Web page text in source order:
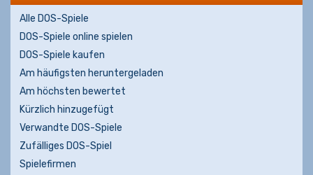
Alle DOS-Spiele
DOS-Spiele online spielen
DOS-Spiele kaufen
Am häufigsten heruntergeladen
Am höchsten bewertet
Kürzlich hinzugefügt
Verwandte DOS-Spiele
Zufälliges DOS-Spiel
Spielefirmen